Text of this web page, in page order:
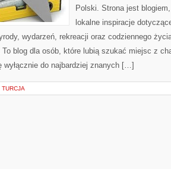
Polski. Strona jest
lokalne inspiracje
wydarzeń, rekreacji oraz codziennego
To blog dla osób, które lubią szukać miejsc z
wyłącznie do najbardziej znanych […]
TURCJA